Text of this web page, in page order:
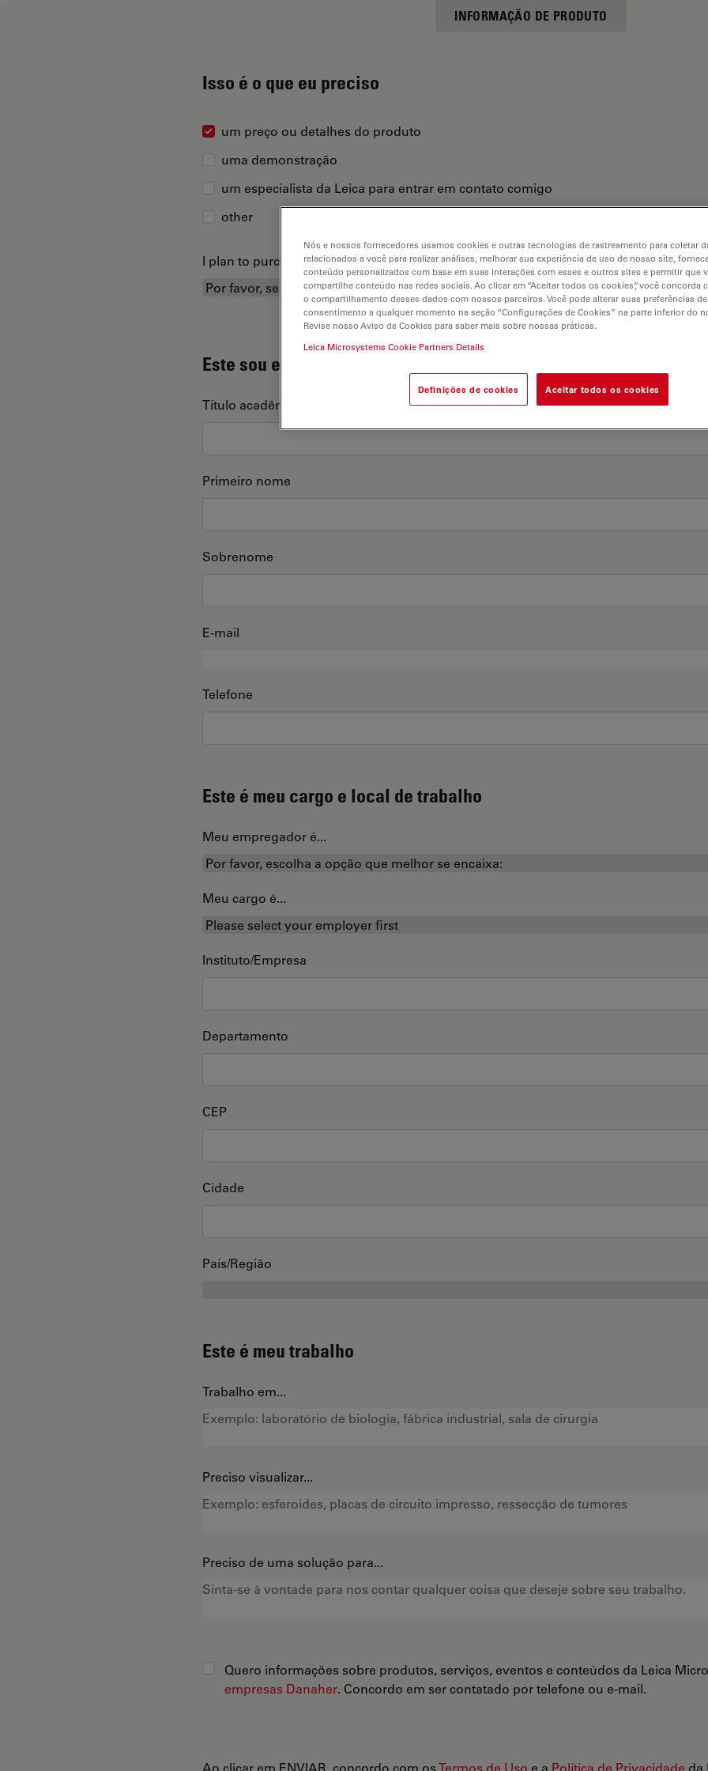
INFORMAÇÃO DE PRODUTO
Isso é o que eu preciso
um preço ou detalhes do produto
uma demonstração
um especialista da Leica para entrar em contato comigo
other
I plan to purchase...
Este sou eu
Título acadêmico
Primeiro nome
Sobrenome
E-mail
Telefone
Este é meu cargo e local de trabalho
Meu empregador é...
Meu cargo é...
Instituto/Empresa
Departamento
CEP
Cidade
País/Região
Este é meu trabalho
Trabalho em...
Preciso visualizar...
Preciso de uma solução para...
Quero informações sobre produtos, serviços, eventos e conteúdos da Leica
empresas Danaher. Concordo em ser contatado por telefone ou e-mail.
Ao clicar em ENVIAR, concordo com osTermos de Uso e a Política de Privacidade da
Nós e nossos fornecedores usamos cookies e outras tecnologias de rastreamento para coletar
relacionados a você para realizar análises, melhorar sua experiência de uso de nosso site,
conteúdo personalizados com base em suas interações com esses e outros sites e permitir que
compartilhe conteúdo nas redes sociais. Ao clicar em “Aceitar todos os cookies”, você concorda
o compartilhamento desses dados com nossos parceiros. Você pode alterar suas preferências de
consentimento a qualquer momento na seção “Configurações de Cookies” na parte inferior do
Revise nosso Aviso de Cookies para saber mais sobre nossas práticas.
Leica Microsystems Cookie Partners Details
Definições de cookies Aceitar todos os cookies